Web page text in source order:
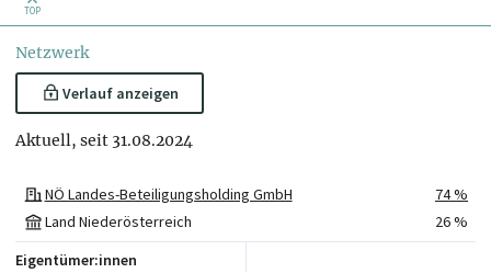
TOP
Netzwerk
Verlauf anzeigen
Aktuell, seit 31.08.2024
NÖ Landes-Beteiligungsholding GmbH
74 %
Land Niederösterreich
26 %
Eigentümer:innen